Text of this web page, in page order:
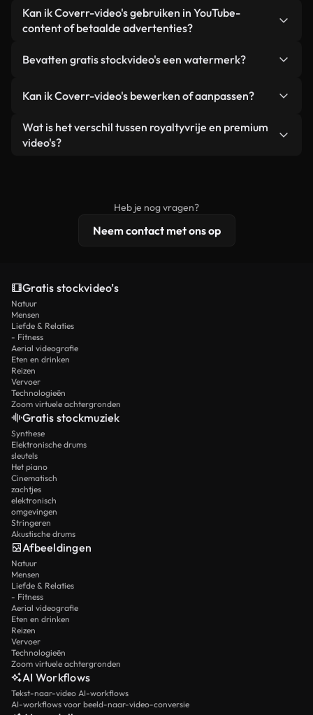
statistieken zoals LCP verbeterd.
enkele seconden een gepersonaliseerde video die
voldoet aan onze licentievoorwaarden.
Naamsvermelding is niet vereist. Alle video's in
onze stockbibliotheek zijn royaltyvrij en kunnen
hoewel dit altijd op prijs wordt gesteld.
Kan ik Coverr-video's gebruiken in YouTube-
content of betaalde advertenties?
gebruikt in YouTube-video's met advertentie-
advertenties van klanten, zolang je de beelden
een losstaand product.
Bevatten gratis stockvideo's een watermerk?
zijn of door AI gegenereerd – bevat watermerken.
Je krijgt schoon, direct bruikbaar beeldmateriaal.
Kan ik Coverr-video's bewerken of aanpassen?
Ja. Je mag onze video's inkorten, bijsnijden of
remixen. Zorg er wel voor dat het eindproduct
Wat is het verschil tussen royaltyvrije en premium
video's?
licentiebescherming omvat.
Heb je nog vragen?
Neem contact met ons op
Gratis stockvideo’s
Natuur
Mensen
Liefde & Relaties
- Fitness
Aerial videografie
Eten en drinken
Reizen
Vervoer
Technologieën
Zoom virtuele achtergronden
Gratis stockmuziek
Synthese
Elektronische drums
sleutels
Het piano
Cinematisch
zachtjes
elektronisch
omgevingen
Stringeren
Akustische drums
Afbeeldingen
Natuur
Mensen
Liefde & Relaties
- Fitness
Aerial videografie
Eten en drinken
Reizen
Vervoer
Technologieën
Zoom virtuele achtergronden
AI Workflows
Tekst-naar-video AI-workflows
AI-workflows voor beeld-naar-video-conversie